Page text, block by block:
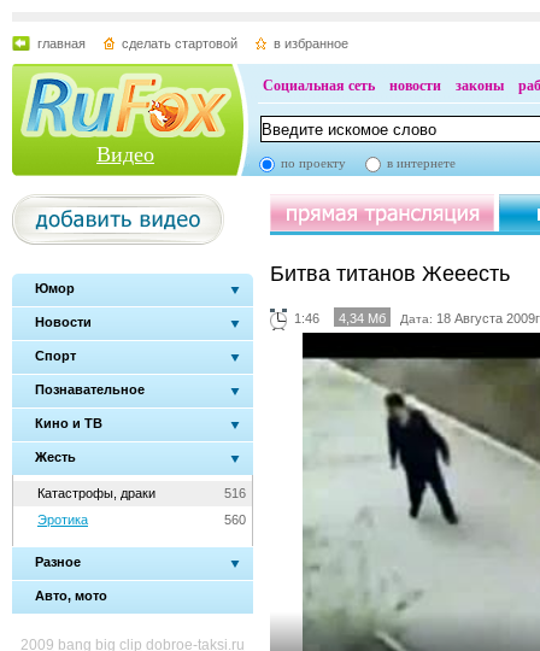
главная сделать стартовой в избранное
Видео
Социальная сеть новости законы
по проекту в интернете
Юмор
Новости
Спорт
Познавательное
Кино и ТВ
Жесть
516
Катастрофы, драки
560
Эротика
Разное
Авто, мото
2009 bang big clip dobroe-taksi.ru
Битва титанов Жееесть
1:46 4,34 Мб Дата: 18 Августа